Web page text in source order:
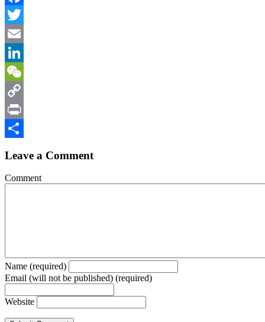
Facebook
Twitter
Email
LinkedIn
WeChat
Copy
Link
Print
Leave a Comment
Comment
Name (required)
Email (will not be published) (required)
Website